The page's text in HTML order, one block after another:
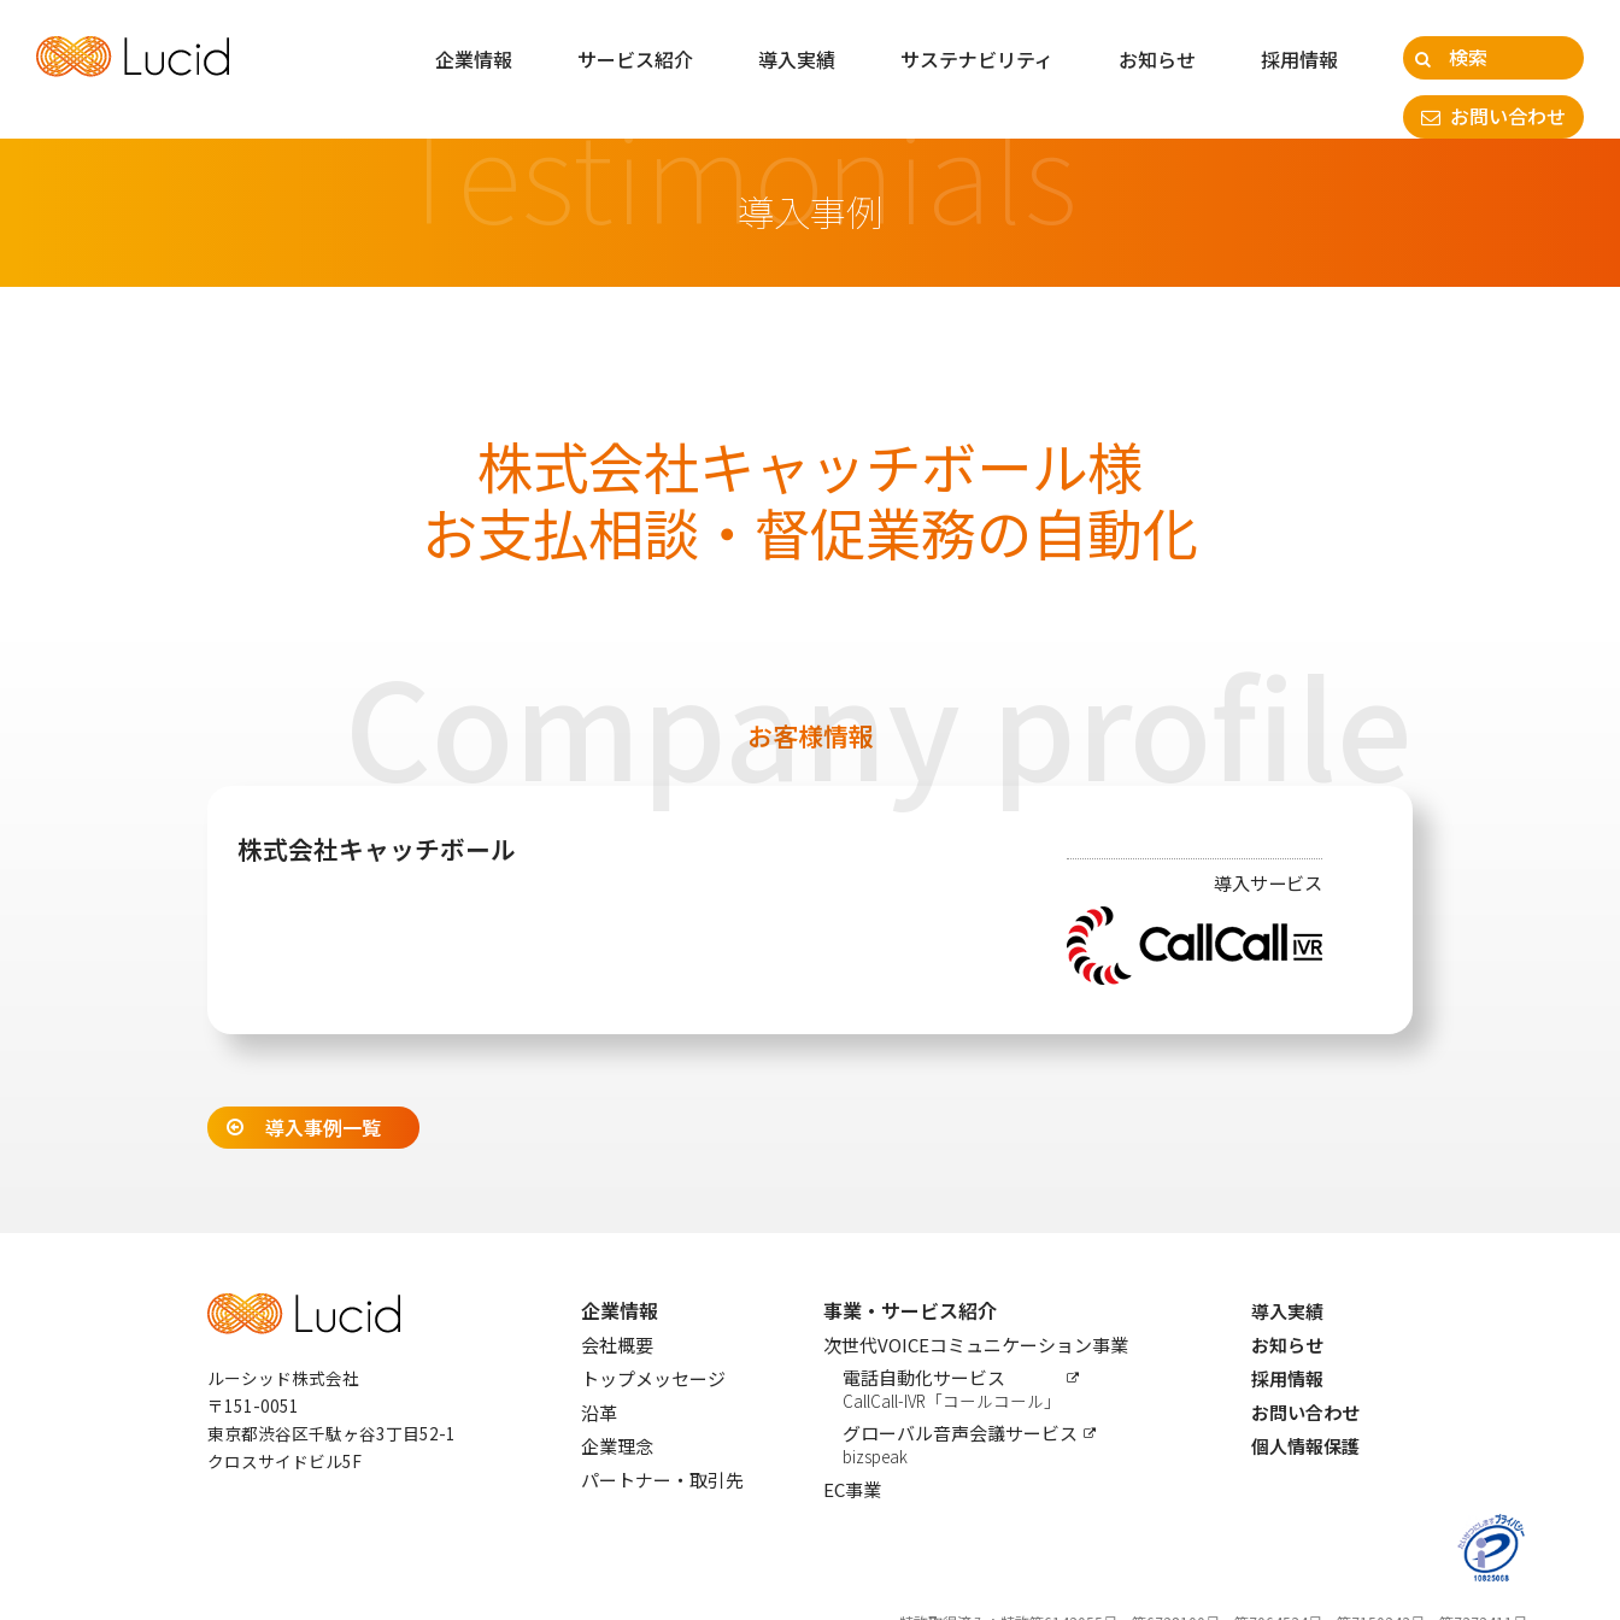
企業情報 サービス紹介 導入実績 サステナビリティ お知らせ
採用情報
お問い合わせ
Testimonials
導入事例
株式会社キャッチボール様
お支払相談・督促業務の自動化
Company profile
お客様情報
導入サービス
株式会社キャッチボール
導入事例一覧
企業情報
会社概要
トップメッセージ
沿革
企業理念
パートナー・取引先
事業・サービス紹介
次世代VOICEコミュニケーション事業
電話自動化サービス
CallCall-IVR「コールコール」
グローバル音声会議サービス
bizspeak
EC事業
導入実績
お知らせ
採用情報
お問い合わせ
個人情報保護
ルーシッド株式会社
〒151-0051
東京都渋谷区千駄ヶ谷3丁目52-1
クロスサイドビル5F